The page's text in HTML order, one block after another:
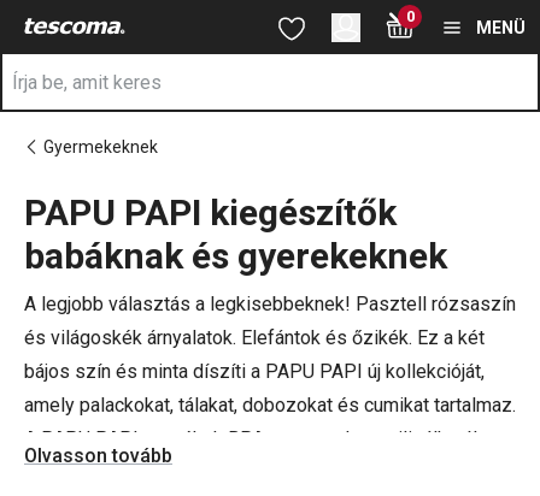
A Újszülött és gyermek kellékek oldalon tartózkodik
Ugrás a fő tartalomhoz
Ugrás a kereséshez
Ugrás a navigációhoz 0
MENÜ
Gyermekeknek
PAPU PAPI kiegészítők
babáknak és gyerekeknek
A legjobb választás a legkisebbeknek! Pasztell rózsaszín
és világoskék árnyalatok. Elefántok és őzikék. Ez a két
bájos szín és minta díszíti a PAPU PAPI új kollekcióját,
amely palackokat, tálakat, dobozokat és cumikat tartalmaz.
A PAPU PAPI termékek BPA-mentesek, sterilizálhatók, a
nanoCARE technológia révén antibakteriálisak, nem
Olvasson tovább